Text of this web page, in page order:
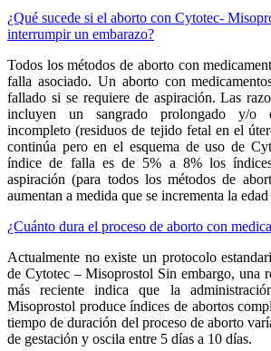
¿Qué sucede si el aborto con Cytotec-
interrumpir un embarazo?
Todos los métodos de aborto con
falla asociado. Un aborto con
fallado si se requiere de aspiración. Las
incluyen un sangrado prolongado y/o
incompleto (residuos de tejido fetal en el
continúa pero en el esquema de uso de
índice de falla es de 5% a 8% los
aspiración (para todos los métodos de
aumentan a medida que se incrementa la
¿Cuánto dura el proceso de aborto con
Actualmente no existe un protocolo
de Cytotec – Misoprostol Sin embargo, una
más reciente indica que la
Misoprostol produce índices de abortos
tiempo de duración del proceso de aborto
de gestación y oscila entre 5 días a 10 días.